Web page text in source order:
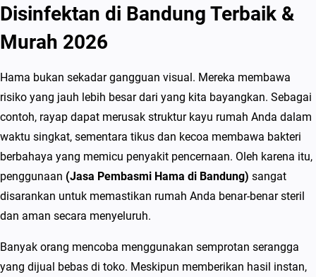
d
B
T
b
a
Disinfektan di Bandung Terbaik &
Murah 2026
Hama bukan sekadar gangguan visual. Mereka membawa
risiko yang jauh lebih besar dari yang kita bayangkan. Sebagai
contoh, rayap dapat merusak struktur kayu rumah Anda dalam
waktu singkat, sementara tikus dan kecoa membawa bakteri
berbahaya yang memicu penyakit pencernaan. Oleh karena itu,
penggunaan (Jasa Pembasmi Hama di Bandung) sangat
disarankan untuk memastikan rumah Anda benar-benar steril
dan aman secara menyeluruh.
Banyak orang mencoba menggunakan semprotan serangga
yang dijual bebas di toko. Meskipun memberikan hasil instan,